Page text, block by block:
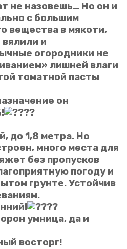
не назовешь… Но он и
с большим
вещества в мякоти,
и
огородники не
лишней влаги
томатной пасты
он
до 1,8 метра. Но
много места для
без пропусков
погоду и
грунте. Устойчив
умница, да и
восторг!